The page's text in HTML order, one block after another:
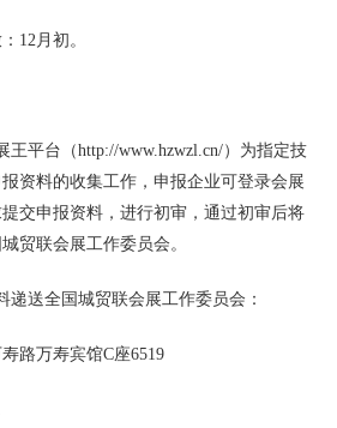
12月初。
王平台（http://www.hzwzl.cn/）为指定技
资料的收集工作，申报企业可登录会展
交申报资料，进行初审，通过初审后将
贸联会展工作委员会。
递送全国城贸联会展工作委员会：
路万寿宾馆C座6519